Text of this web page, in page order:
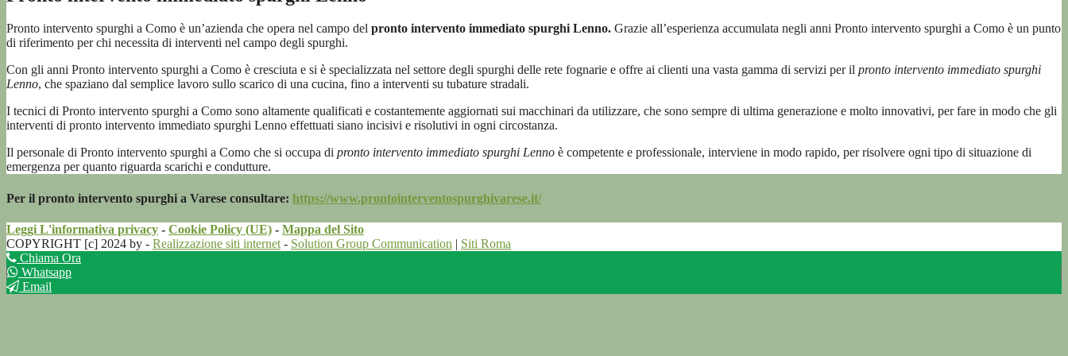
Pronto intervento spurghi a Como è un’azienda che opera nel campo del pronto intervento immediato spurghi Lenno. Grazie all’esperienza accumulata negli anni Pronto intervento spurghi a Como è un punto
di riferimento per chi necessita di interventi nel campo degli spurghi.
Con gli anni Pronto intervento spurghi a Como è cresciuta e si è specializzata nel settore degli spurghi delle rete fognarie e offre ai clienti una vasta gamma di servizi per il pronto intervento immediato spurghi
Lenno, che spaziano dal semplice lavoro sullo scarico di una cucina, fino a interventi su tubature stradali.
I tecnici di Pronto intervento spurghi a Como sono altamente qualificati e costantemente aggiornati sui macchinari da utilizzare, che sono sempre di ultima generazione e molto innovativi, per fare in modo che gli
interventi di pronto intervento immediato spurghi Lenno effettuati siano incisivi e risolutivi in ogni circostanza.
Il personale di Pronto intervento spurghi a Como che si occupa di pronto intervento immediato spurghi Lenno è competente e professionale, interviene in modo rapido, per risolvere ogni tipo di situazione di
emergenza per quanto riguarda scarichi e condutture.
Per il pronto intervento spurghi a Varese consultare: https://www.prontointerventospurghivarese.it/
Leggi L'informativa privacy - Cookie Policy (UE) - Mappa del Sito
COPYRIGHT [c] 2024 by - Realizzazione siti internet - Solution Group Communication | Siti Roma
Chiama Ora
Whatsapp
Email